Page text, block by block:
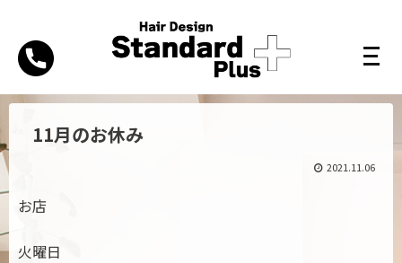
11月のお休み
2021.11.06
お店
火曜日